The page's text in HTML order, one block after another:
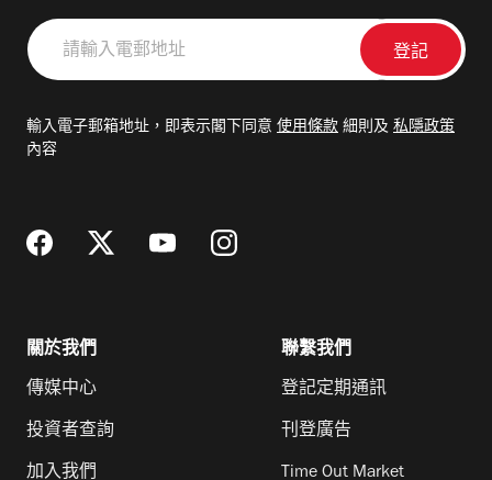
請
輸
郵
輸入電子郵箱地址，即表示閣下同意 使用條款 細則及 私隱政策
內容
關於我們
傳媒中心
投資者查詢
加入我們
聯繫我們
登記定期通訊
刊登廣告
Time Out Market